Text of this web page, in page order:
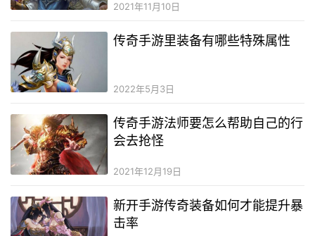
2021年11月10日
传奇手游里装备有哪些特殊属性
2022年5月3日
传奇手游法师要怎么帮助自己的行
会去抢怪
2021年12月19日
新开手游传奇装备如何才能提升暴
击率